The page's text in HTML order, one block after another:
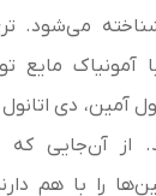
می‌شود.
آمونیاک مایع
آمین، دی
از آن‌جایی که
را با هم